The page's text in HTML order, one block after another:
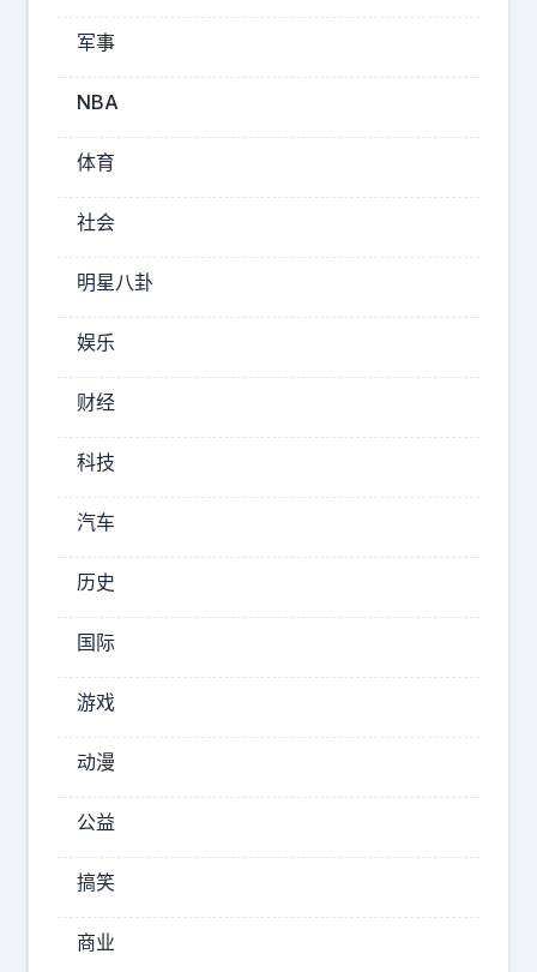
日
传
6
年
8
月
7
日
，
日
本
内
阁
突
发
了
道
令
要
对
军事
NBA
体育
社会
明星八卦
娱乐
财经
科技
汽车
历史
国际
游戏
动漫
公益
搞笑
商业